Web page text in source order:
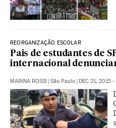
REORGANIZAÇÃO ESCOLAR
Pais de estudantes de
internacional
MARINA ROSSI | São Paulo | DEC 21, 2015 -